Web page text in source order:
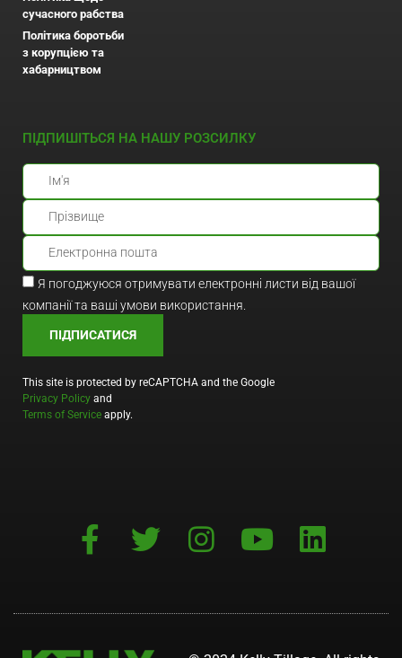
сучасного рабства
Політика боротьби
з корупцією та
хабарництвом
ПІДПИШІТЬСЯ НА НАШУ РОЗСИЛКУ
Я погоджуюся отримувати електронні листи від вашої
компанії та ваші умови використання.
ПІДПИСАТИСЯ
This site is protected by reCAPTCHA and the Google
Privacy Policy and
Terms of Service apply.